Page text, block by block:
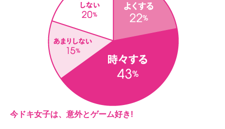
今ドキ女子は、意外とゲーム好き!